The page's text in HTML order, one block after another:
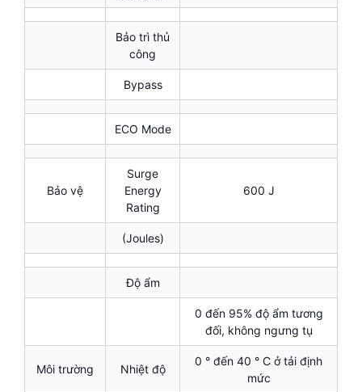
Bảo trì thủ
công
Bypass
ECO Mode
Bảo vệ
Surge
Energy
Rating
600 J
(Joules)
Độ ẩm
0 đến 95% độ ẩm tương
đối, không ngưng tụ
Môi trường Nhiệt độ
0 ° đến 40 ° C ở tải định
mức